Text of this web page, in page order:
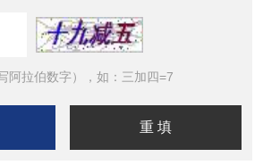
阿拉伯数字），如：三加四=7